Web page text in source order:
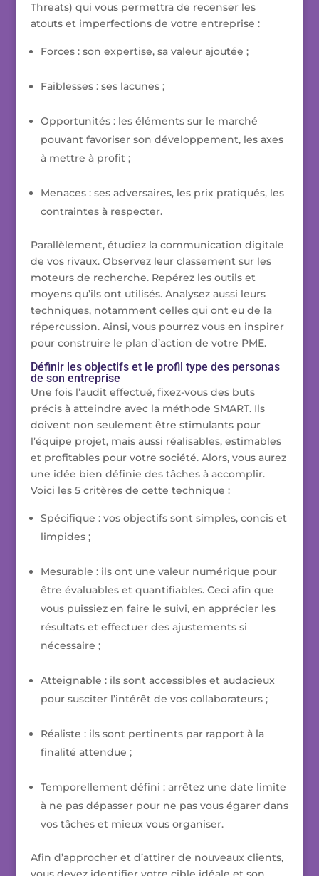
Threats) qui vous permettra de recenser les
atouts et imperfections de votre entreprise :
Forces : son expertise, sa valeur ajoutée ;
Faiblesses : ses lacunes ;
Opportunités : les éléments sur le marché
pouvant favoriser son développement, les axes
à mettre à profit ;
Menaces : ses adversaires, les prix pratiqués, les
contraintes à respecter.
Parallèlement, étudiez la communication digitale
de vos rivaux. Observez leur classement sur les
moteurs de recherche. Repérez les outils et
moyens qu’ils ont utilisés. Analysez aussi leurs
techniques, notamment celles qui ont eu de la
répercussion. Ainsi, vous pourrez vous en inspirer
pour construire le plan d’action de votre PME.
Définir les objectifs et le profil type des personas
de son entreprise
Une fois l’audit effectué, fixez-vous des buts
précis à atteindre avec la méthode SMART. Ils
doivent non seulement être stimulants pour
l’équipe projet, mais aussi réalisables, estimables
et profitables pour votre société. Alors, vous aurez
une idée bien définie des tâches à accomplir.
Voici les 5 critères de cette technique :
Spécifique : vos objectifs sont simples, concis et
limpides ;
Mesurable : ils ont une valeur numérique pour
être évaluables et quantifiables. Ceci afin que
vous puissiez en faire le suivi, en apprécier les
résultats et effectuer des ajustements si
nécessaire ;
Atteignable : ils sont accessibles et audacieux
pour susciter l’intérêt de vos collaborateurs ;
Réaliste : ils sont pertinents par rapport à la
finalité attendue ;
Temporellement défini : arrêtez une date limite
à ne pas dépasser pour ne pas vous égarer dans
vos tâches et mieux vous organiser.
Afin d’approcher et d’attirer de nouveaux clients,